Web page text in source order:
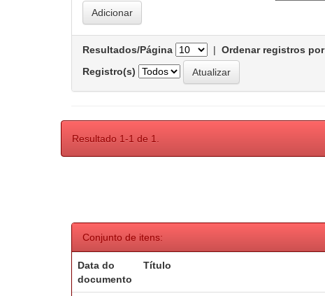
Resultados/Página | Ordenar registros por
Registro(s)
Resultado 1-1 de 1.
Conjunto de itens:
Data do
documento
Título